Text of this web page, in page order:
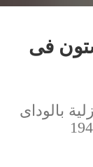
فى
بالوداى